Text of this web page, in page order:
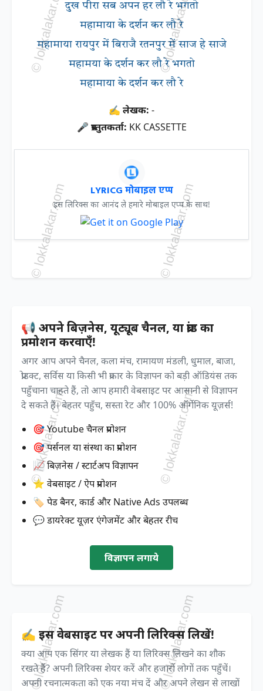
दुख पीरा सब अपन हर लौ रे भगतो
महामाया के दर्शन कर लौ रे
महामाया रायपुर में बिराजै रतनपुर में साज हे साजे
महामया के दर्शन कर लौ रे भगतो
महामाया के दर्शन कर लौ रे
✍ लेखक: -
🎤 प्रस्तुतकर्ता: KK CASSETTE
LYRICG मोबाइल एप्प
इस लिरिक्स का आनंद ले हमारे मोबाइल एप्प के साथ!
📢 अपने बिज़नेस, यूट्यूब चैनल, या ब्रांड का
प्रमोशन करवाएँ!
अगर आप अपने चैनल, कला मंच, रामायण मंडली, धुमाल, बाजा,
प्रोडक्ट, सर्विस या किसी भी प्रकार के विज्ञापन को बड़ी ऑडियंस तक
पहुँचाना चाहते हैं, तो आप हमारी वेबसाइट पर आसानी से विज्ञापन
दे सकते हैं। बेहतर पहुँच, सस्ता रेट और 100% ऑर्गेनिक यूज़र्स!
🎯 Youtube चैनल प्रमोशन
🎯 पर्सनल या संस्था का प्रमोशन
📈 बिज़नेस / स्टार्टअप विज्ञापन
⭐ वेबसाइट / ऐप प्रमोशन
🏷️ पेड बैनर, कार्ड और Native Ads उपलब्ध
💬 डायरेक्ट यूज़र एंगेजमेंट और बेहतर रीच
विज्ञापन लगाये
✍️ इस वेबसाइट पर अपनी लिरिक्स लिखें!
क्या आप एक सिंगर या लेखक हैं या लिरिक्स लिखने का शौक
रखते हैं? अपनी लिरिक्स शेयर करें और हजारों लोगों तक पहुँचें।
अपनी रचनात्मकता को एक नया मंच दें और अपने लेखन से लाखों